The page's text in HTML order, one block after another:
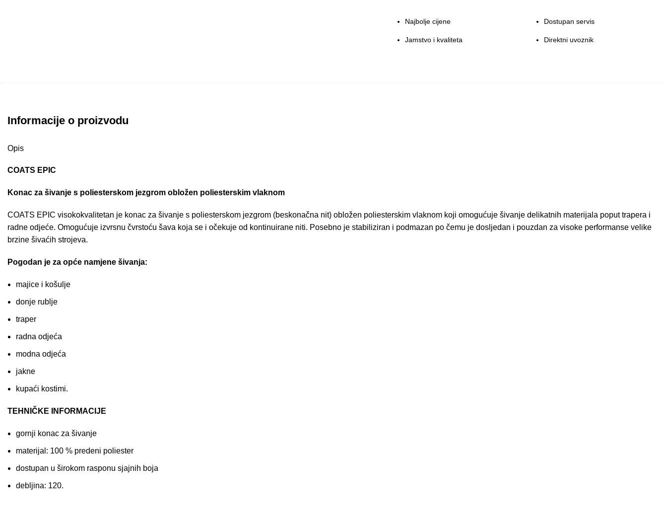
Najbolje cijene
Jamstvo i kvaliteta
Dostupan servis
Direktni uvoznik
Informacije o proizvodu
Opis
COATS EPIC
Konac za šivanje s poliesterskom jezgrom obložen poliesterskim vlaknom
COATS EPIC visokokvalitetan je konac za šivanje s poliesterskom jezgrom (beskonačna nit) obložen poliesterskim vlaknom koji omogućuje šivanje delikatnih materijala poput trapera i
radne odjeće. Omogućuje izvrsnu čvrstoću šava koja se i očekuje od kontinuirane niti. Posebno je stabiliziran i podmazan po čemu je dosljedan i pouzdan za visoke performanse velike
brzine šivaćih strojeva.
Pogodan je za opće namjene šivanja:
majice i košulje
donje rublje
traper
radna odjeća
modna odjeća
jakne
kupaći kostimi.
TEHNIČKE INFORMACIJE
gornji konac za šivanje
materijal: 100 % predeni poliester
dostupan u širokom rasponu sjajnih boja
debljina: 120.